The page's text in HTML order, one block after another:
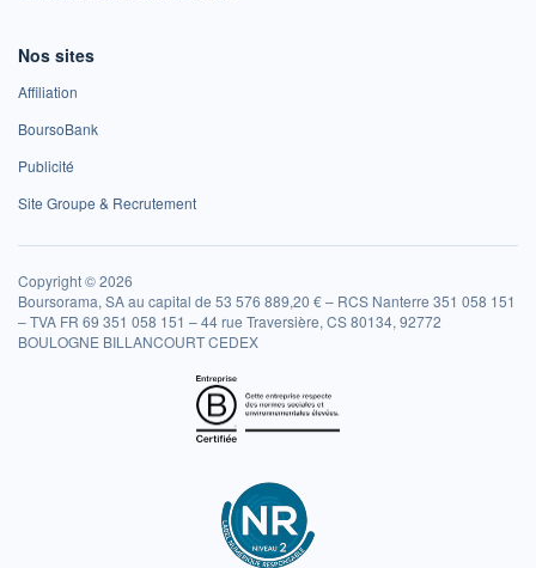
Nos sites
Affiliation
BoursoBank
Publicité
Site Groupe & Recrutement
Copyright © 2026
Boursorama, SA au capital de 53 576 889,20 € – RCS Nanterre 351 058 151
– TVA FR 69 351 058 151 – 44 rue Traversière, CS 80134, 92772
BOULOGNE BILLANCOURT CEDEX